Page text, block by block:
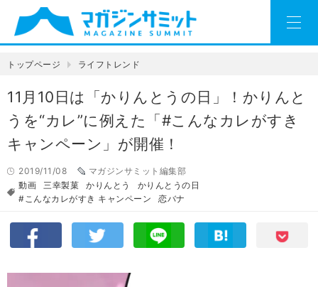
トップページ ライフトレンド
11月10日は「かりんとうの日」！かりんと
うを“カレ”に例えた「#こんなカレがすき
キャンペーン」が開催！
2019/11/08
マガジンサミット編集部
動画
三幸製菓 かりんとう
かりんとうの日
#こんなカレがすき キャンペーン
恋バナ